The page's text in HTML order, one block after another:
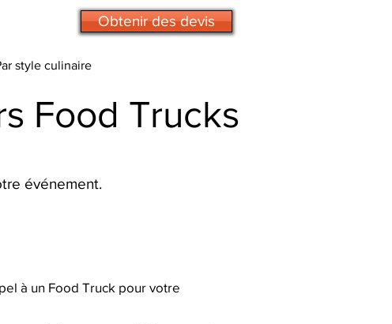
Obtenir des devis
style culinaire
Food Trucks
événement.
à un Food Truck pour votre